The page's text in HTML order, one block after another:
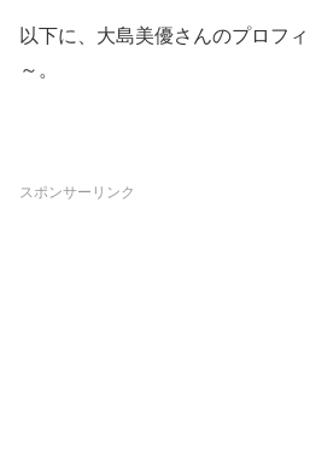
以下に、大島美優さんのプロフ
～。
スポンサーリンク